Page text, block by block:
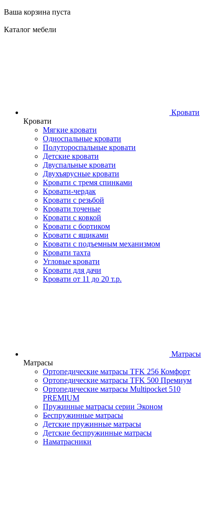
Ваша корзина пуста
Каталог мебели
Кровати
Кровати
Мягкие кровати
Односпальные кровати
Полутороспальные кровати
Детские кровати
Двуспальные кровати
Двухъярусные кровати
Кровати с тремя спинками
Кровати-чердак
Кровати с резьбой
Кровати точеные
Кровати с ковкой
Кровати с бортиком
Кровати с ящиками
Кровати с подъемным механизмом
Кровати тахта
Угловые кровати
Кровати для дачи
Кровати от 11 до 20 т.р.
Матрасы
Матрасы
Ортопедические матрасы TFK 256 Комфорт
Ортопедические матрасы TFK 500 Премиум
Ортопедические матрасы Multipocket 510
PREMIUM
Пружинные матрасы серии Эконом
Беспружинные матрасы
Детские пружинные матрасы
Детские беспружинные матрасы
Наматрасники